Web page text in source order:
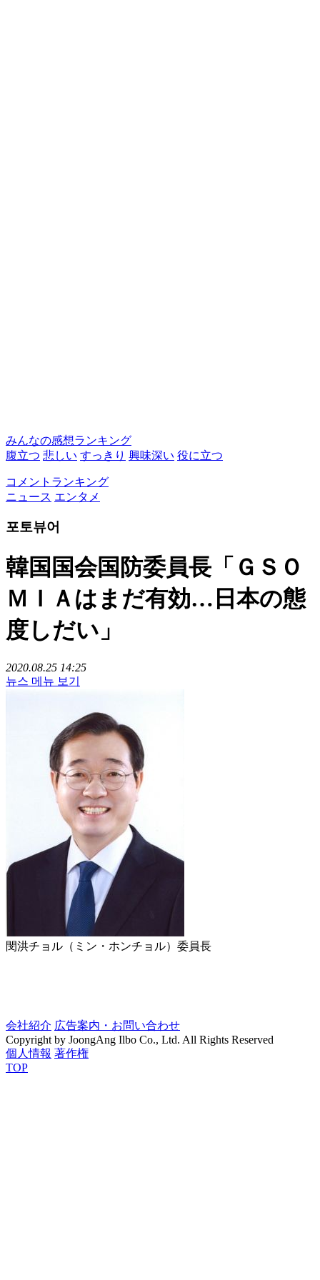
みんなの感想ランキング
腹立つ 悲しい すっきり 興味深い 役に立つ
コメントランキング
ニュース エンタメ
포토뷰어
韓国国会国防委員長「ＧＳＯ
ＭＩＡはまだ有効…日本の態
度しだい」
2020.08.25 14:25
뉴스 메뉴 보기
閔洪チョル（ミン・ホンチョル）委員長
会社紹介 広告案内・お問い合わせ
Copyright by JoongAng Ilbo Co., Ltd. All Rights Reserved
個人情報 著作権
TOP